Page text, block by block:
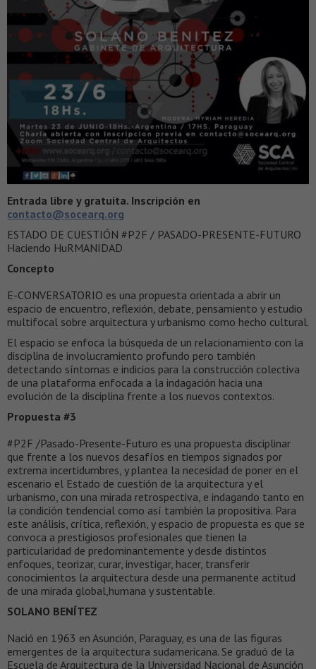
Entrada libre y gratuita. Inscripción en
contacto@socearq.org
ESTADO DE CUESTIÓN #P2F / PASADO-PRESENTE-FUTURO
Haciendo HuRMANIDAD
Concepto
E-CONVERSATORIO es una propuesta orientada a abrir un
espacio de encuentro, reflexión, debate, pensamiento y estudio
multifocal sobre arquitectura y urbanismo como hecho cultural.
El espacio se enfoca la búsqueda de un relacionamiento con la
disciplina de involucramiento profundo pero también
detectando síntomas e indicios para la construcción colectiva
de una plataforma enfocada a la indagación hacia una
evolución de la disciplina frente a los nuevos contextos.
Propuesta #3
#P2F /Pasado-Presente-Futuro es una propuesta disciplinar
que frente a los nuevos desafíos en tiempos signados por
extrema incertidumbres, y plantea la necesidad de poner en el
escenario el Estado de cuestión de la arquitectura y el
urbanismo, con una mirada retrospectiva, e indagando tanto en
la condición tendencial como así también la propositiva. Para
este análisis, crítica, reflexión, y espacio de propuesta es que se
convoca a prestigiosos profesionales que tienen la
particularidad de predominantemente y desde distintos
enfoques, teorizar, curar, investigar, hacer, transferir
conocimientos la arquitectura desde una permanente actitud
de una mirada global,humana y sustentable.
SOLANO BENÍTEZ
Nació en 1963 en Asunción, Paraguay, es una de las figuras
emergentes de la arquitectura sudamericana. Se graduó de la
Escuela de Arquitectura de la Universidad Nacional de Asunción